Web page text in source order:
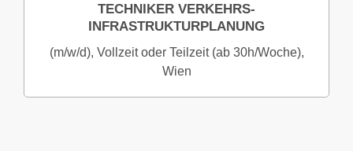
TECHNIKER VERKEHRS­
INFRASTRUKTURPL­AN­UNG
(m/w/d), Vollzeit oder Teilzeit (ab 30h/Woche),
Wien